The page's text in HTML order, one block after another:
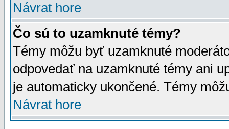
Návrat hore
Čo sú to uzamknuté témy?
Témy môžu byť uzamknuté
odpovedať na uzamknuté témy ani
je automaticky ukončené. Témy
Návrat hore